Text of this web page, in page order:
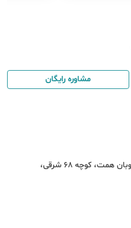
تهران، شیراز جنوبی، پایین‌تر از اتوبان همت، کوچه 68 شرقی،
مشاوره رایگان